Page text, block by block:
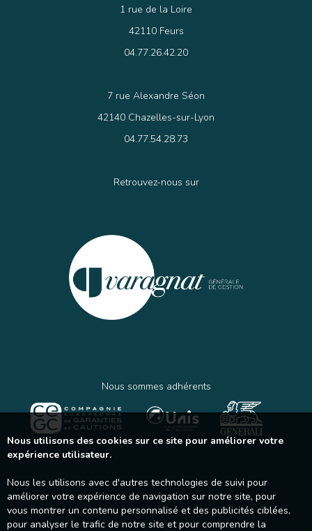
1 rue de la Loire
42110 Feurs
04.77.26.42.20
7 rue Alexandre Séon
42140 Chazelles-sur-Lyon
04.77.54.28.73
Retrouvez-nous sur
Nous sommes adhérents
Nous utilisons des cookies sur ce site pour améliorer votre
expérience utilisateur.
Nous les utilisons avec d'autres technologies de suivi pour
améliorer votre expérience de navigation sur notre site, pour
vous montrer un contenu personnalisé et des publicités ciblées,
pour analyser le trafic de notre site et pour comprendre la